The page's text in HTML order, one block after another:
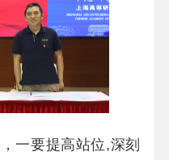
一要提高站位,深刻